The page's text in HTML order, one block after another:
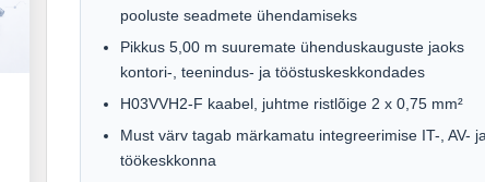
pooluste seadmete ühendamiseks
Pikkus 5,00 m suuremate ühenduskauguste jaoks
kontori-, teenindus- ja tööstuskeskkondades
H03VVH2-F kaabel, juhtme ristlõige 2 x 0,75 mm²
Must värv tagab märkamatu integreerimise IT-, AV- ja
töökeskkonna